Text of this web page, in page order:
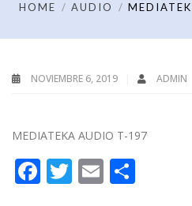
HOME AUDIO
NOVIEMBRE 6, 2019 ADMIN
MEDIATEKA AUDIO T-197
Facebook
Twitter
Email